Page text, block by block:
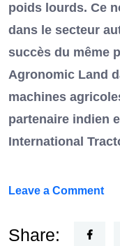
poids lourds. Ce
dans le secteur
succès du même
Agronomic Land
machines
partenaire indien
International
Leave a Commenton
Share: